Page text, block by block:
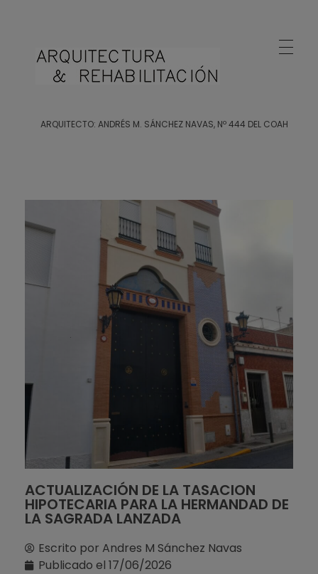
ARQUITECTO: ANDRÉS M. SÁNCHEZ NAVAS, Nº 444 DEL COAH
ACTUALIZACIÓN DE LA TASACION
HIPOTECARIA PARA LA HERMANDAD DE
LA SAGRADA LANZADA
Escrito por Andres M Sánchez Navas
Publicado el 17/06/2026